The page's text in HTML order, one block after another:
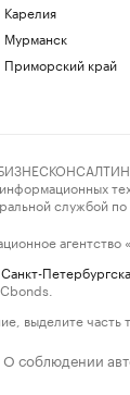
Карелия
Мурманск
Приморский край
службой
агентство
Санкт-
выделите часть
О соблюдении